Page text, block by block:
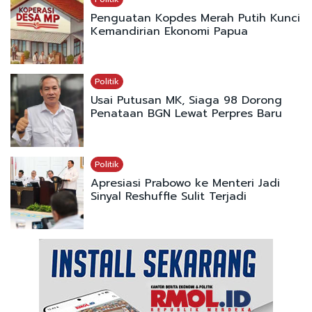
Penguatan Kopdes Merah Putih Kunci
Kemandirian Ekonomi Papua
Politik
Usai Putusan MK, Siaga 98 Dorong
Penataan BGN Lewat Perpres Baru
Politik
Apresiasi Prabowo ke Menteri Jadi
Sinyal Reshuffle Sulit Terjadi